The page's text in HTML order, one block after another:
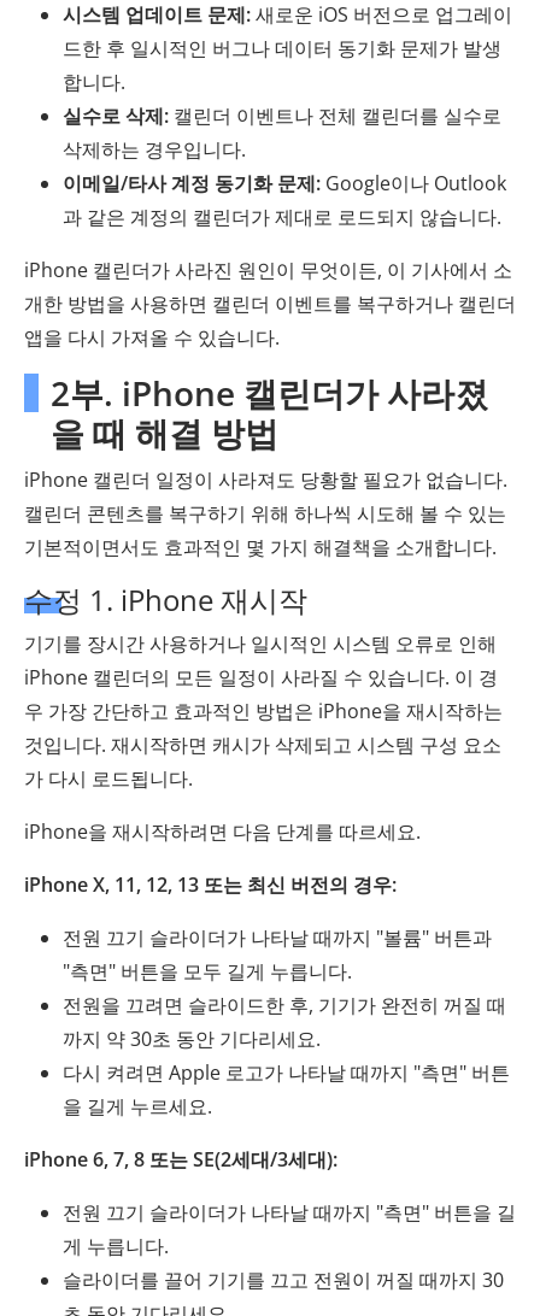
시스템 업데이트 문제:새로운 iOS 버전으로 업그레이
드한 후 일시적인 버그나 데이터 동기화 문제가 발생
합니다.
실수로 삭제: 캘린더 이벤트나 전체 캘린더를 실수로
삭제하는 경우입니다.
이메일/타사 계정 동기화 문제: Google이나 Outlook
과 같은 계정의 캘린더가 제대로 로드되지 않습니다.
iPhone 캘린더가 사라진 원인이 무엇이든, 이 기사에서 소
개한 방법을 사용하면 캘린더 이벤트를 복구하거나 캘린더
앱을 다시 가져올 수 있습니다.
2부. iPhone 캘린더가 사라졌
을 때 해결 방법
iPhone 캘린더 일정이 사라져도 당황할 필요가 없습니다.
캘린더 콘텐츠를 복구하기 위해 하나씩 시도해 볼 수 있는
기본적이면서도 효과적인 몇 가지 해결책을 소개합니다.
수정 1. iPhone 재시작
기기를 장시간 사용하거나 일시적인 시스템 오류로 인해
iPhone 캘린더의 모든 일정이 사라질 수 있습니다. 이 경
우 가장 간단하고 효과적인 방법은 iPhone을 재시작하는
것입니다. 재시작하면 캐시가 삭제되고 시스템 구성 요소
가 다시 로드됩니다.
iPhone을 재시작하려면 다음 단계를 따르세요.
iPhone X, 11, 12, 13 또는 최신 버전의 경우:
전원 끄기 슬라이더가 나타날 때까지 "볼륨" 버튼과
"측면" 버튼을 모두 길게 누릅니다.
전원을 끄려면 슬라이드한 후, 기기가 완전히 꺼질 때
까지 약 30초 동안 기다리세요.
다시 켜려면 Apple 로고가 나타날 때까지 "측면" 버튼
을 길게 누르세요.
iPhone 6, 7, 8 또는 SE(2세대/3세대):
전원 끄기 슬라이더가 나타날 때까지 "측면" 버튼을 길
게 누릅니다.
슬라이더를 끌어 기기를 끄고 전원이 꺼질 때까지 30